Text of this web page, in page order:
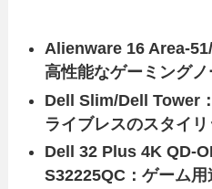
Alienware 16 Area-
高性能なゲーミング
Dell Slim/Dell Tower
ライブレスのスタイ
Dell 32 Plus 4K QD-
S32225QC ：ゲーム